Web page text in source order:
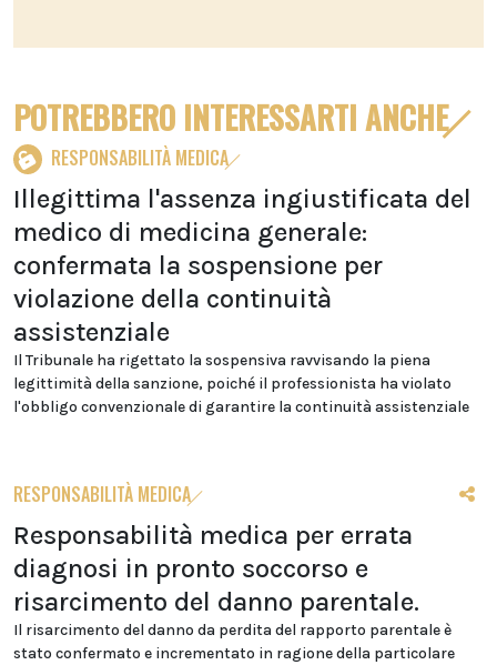
POTREBBERO INTERESSARTI ANCHE
RESPONSABILITÀ MEDICA
Illegittima l'assenza ingiustificata del
medico di medicina generale:
confermata la sospensione per
violazione della continuità
assistenziale
Il Tribunale ha rigettato la sospensiva ravvisando la piena
legittimità della sanzione, poiché il professionista ha violato
l'obbligo convenzionale di garantire la continuità assistenziale
RESPONSABILITÀ MEDICA
Responsabilità medica per errata
diagnosi in pronto soccorso e
risarcimento del danno parentale.
Il risarcimento del danno da perdita del rapporto parentale è
stato confermato e incrementato in ragione della particolare